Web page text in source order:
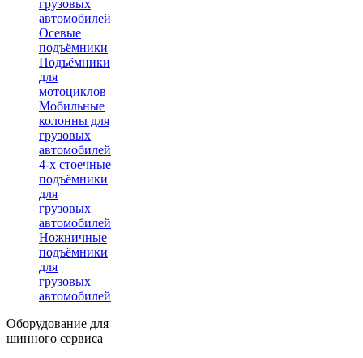
грузовых
автомобилей
Осевые
подъёмники
Подъёмники
для
мотоциклов
Мобильные
колонны для
грузовых
автомобилей
4-х стоечные
подъёмники
для
грузовых
автомобилей
Ножничные
подъёмники
для
грузовых
автомобилей
Оборудование для
шинного сервиса